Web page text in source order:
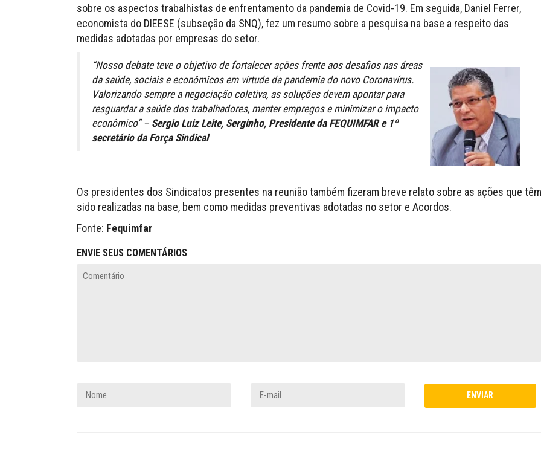
sobre os aspectos trabalhistas de enfrentamento da pandemia de Covid-19. Em seguida, Daniel Ferrer,
economista do DIEESE (subseção da SNQ), fez um resumo sobre a pesquisa na base a respeito das
medidas adotadas por empresas do setor.
“Nosso debate teve o objetivo de fortalecer ações frente aos desafios nas áreas
da saúde, sociais e econômicos em virtude da pandemia do novo Coronavírus.
Valorizando sempre a negociação coletiva, as soluções devem apontar para
resguardar a saúde dos trabalhadores, manter empregos e minimizar o impacto
econômico” – Sergio Luiz Leite, Serginho, Presidente da FEQUIMFAR e 1º
secretário da Força Sindical
Os presidentes dos Sindicatos presentes na reunião também fizeram breve relato sobre as ações que têm
sido realizadas na base, bem como medidas preventivas adotadas no setor e Acordos.
Fonte: Fequimfar
ENVIE SEUS COMENTÁRIOS